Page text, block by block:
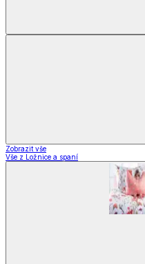
Zobrazit vše
Vše z Ložnice a spaní